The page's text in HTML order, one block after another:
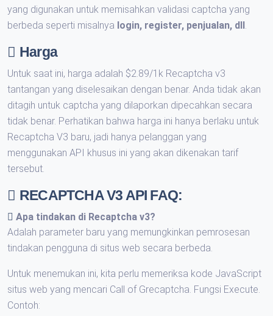
yang digunakan untuk memisahkan validasi captcha yang
berbeda seperti misalnya login, register, penjualan, dll
Harga
Untuk saat ini, harga adalah $2.89/1k Recaptcha v3
tantangan yang diselesaikan dengan benar. Anda tidak akan
ditagih untuk captcha yang dilaporkan dipecahkan secara
tidak benar. Perhatikan bahwa harga ini hanya berlaku untuk
Recaptcha V3 baru, jadi hanya pelanggan yang
menggunakan API khusus ini yang akan dikenakan tarif
tersebut.
RECAPTCHA V3 API FAQ:
Apa tindakan di Recaptcha v3?
Adalah parameter baru yang memungkinkan pemrosesan
tindakan pengguna di situs web secara berbeda.
Untuk menemukan ini, kita perlu memeriksa kode JavaScript
situs web yang mencari Call of Grecaptcha. Fungsi Execute.
Contoh: